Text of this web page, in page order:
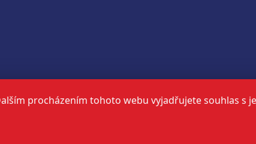
procházením tohoto webu vyjadřujete souhlas s
Možnosti platby: